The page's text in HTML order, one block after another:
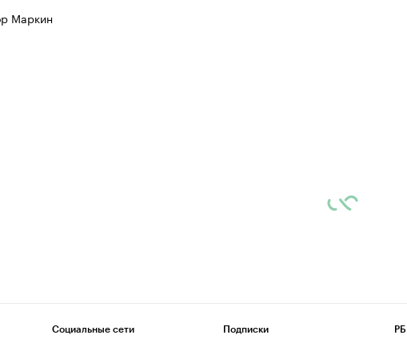
Маркин
Социальные сети Подписки